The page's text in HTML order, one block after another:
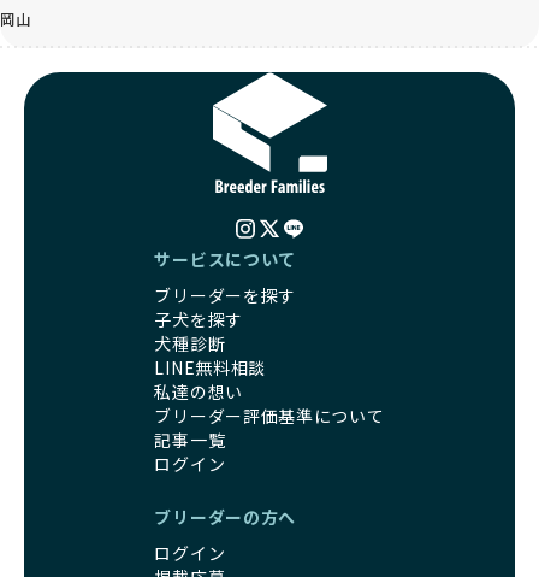
岡山
サービスについて
ブリーダーを探す
子犬を探す
犬種診断
LINE無料相談
私達の想い
ブリーダー評価基準について
記事一覧
ログイン
ブリーダーの方へ
ログイン